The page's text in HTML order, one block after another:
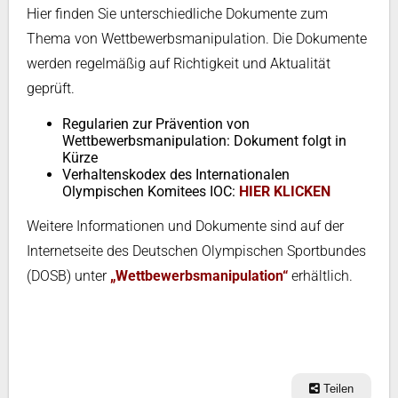
Hier finden Sie unterschiedliche Dokumente zum
Thema von Wettbewerbsmanipulation. Die Dokumente
werden regelmäßig auf Richtigkeit und Aktualität
geprüft.
Regularien zur Prävention von
Wettbewerbsmanipulation: Dokument folgt in
Kürze
Verhaltenskodex des Internationalen
Olympischen Komitees IOC: HIER KLICKEN
Weitere Informationen und Dokumente sind auf der
Internetseite des Deutschen Olympischen Sportbundes
(DOSB) unter „Wettbewerbsmanipulation“ erhältlich.
Teilen